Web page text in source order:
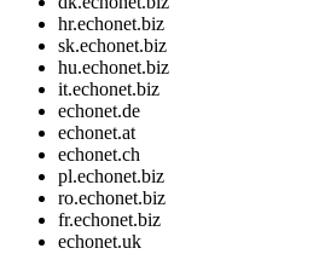
hr.echonet.biz
sk.echonet.biz
hu.echonet.biz
it.echonet.biz
echonet.de
echonet.at
echonet.ch
pl.echonet.biz
ro.echonet.biz
fr.echonet.biz
echonet.uk